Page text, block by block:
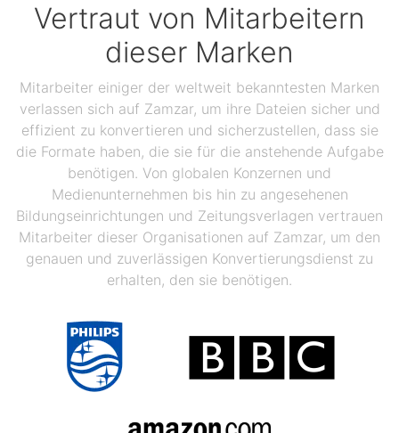
Vertraut von Mitarbeitern
dieser Marken
Mitarbeiter einiger der weltweit bekanntesten Marken
verlassen sich auf Zamzar, um ihre Dateien sicher und
effizient zu konvertieren und sicherzustellen, dass sie
die Formate haben, die sie für die anstehende Aufgabe
benötigen. Von globalen Konzernen und
Medienunternehmen bis hin zu angesehenen
Bildungseinrichtungen und Zeitungsverlagen vertrauen
Mitarbeiter dieser Organisationen auf Zamzar, um den
genauen und zuverlässigen Konvertierungsdienst zu
erhalten, den sie benötigen.